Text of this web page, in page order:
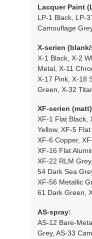
Lacquer Paint
LP-1 Black, LP-
Camouflage
X-serien
X-1 Black, X-2
Metal, X-11
X-17 Pink, X-18
Green, X-32
XF-serien
XF-1 Flat Black,
Yellow, XF-5
XF-6 Copper,
XF-16 Flat
XF-22 RLM
54 Dark Sea
XF-56 Metallic
61 Dark Green,
AS-spray:
AS-12 Bare-
Grey, AS-33